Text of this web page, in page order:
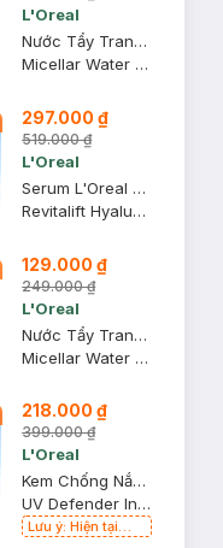
L'Oreal
Nước Tẩy Trang L'Oreal Làm Sạch Sâu Trang Điểm 400ml
Micellar Water 3-in-1 Deep Cleansing Even For Sensitive Skin
297.000 ₫
519.000 ₫
L'Oreal
Serum L'Oreal Hyaluronic Acid Cấp Ẩm Sáng Da 30ml
Revitalift Hyaluronic Acid 1.5% Hyaluron Serum
129.000 ₫
249.000 ₫
L'Oreal
Nước Tẩy Trang L'Oreal Dưỡng Ẩm Cho Da Thường, Khô 400ml
Micellar Water 3-in-1 Moisturizing Even For Sensitive Skin
218.000 ₫
399.000 ₫
L'Oreal
Kem Chống Nắng L'Oreal X20 Thoáng Da Mỏng Nhẹ 50ml
UV Defender Invisible Resist Daily Sunscreen SPF50+ PA++++
Lưu ý: Hiện tại